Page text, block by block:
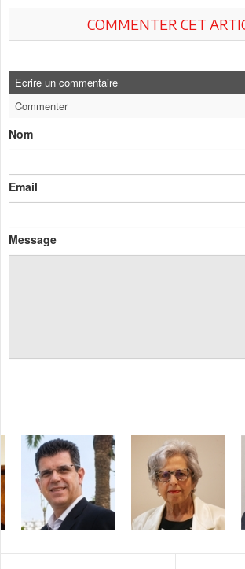
COMMENTER CET
Ecrire un commentaire
Commenter
Nom
Email
Message